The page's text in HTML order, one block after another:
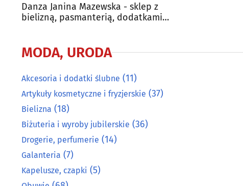
Danza Janina Mazewska - sklep z
bielizną, pasmanterią, dodatkami
MODA, URODA
Akcesoria i dodatki ślubne (11)
Artykuły kosmetyczne i fryzjerskie (37)
Bielizna (18)
Biżuteria i wyroby jubilerskie (36)
Drogerie, perfumerie (14)
Galanteria (7)
Kapelusze, czapki (5)